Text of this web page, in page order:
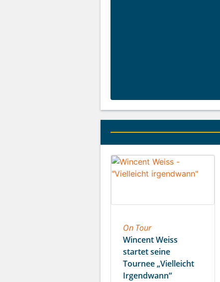
On Tour
Wincent Weiss
startet seine
Tournee „Vielleicht
Irgendwann“